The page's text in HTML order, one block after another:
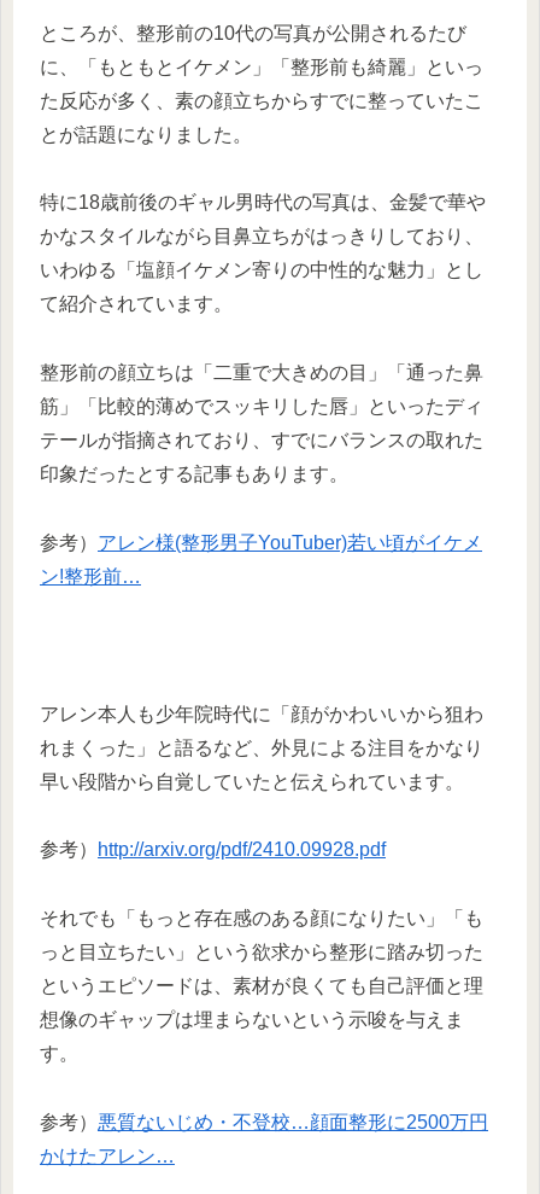
ところが、整形前の10代の写真が公開されるたび
に、「もともとイケメン」「整形前も綺麗」といっ
た反応が多く、素の顔立ちからすでに整っていたこ
とが話題になりました。
特に18歳前後のギャル男時代の写真は、金髪で華や
かなスタイルながら目鼻立ちがはっきりしており、
いわゆる「塩顔イケメン寄りの中性的な魅力」とし
て紹介されています。
整形前の顔立ちは「二重で大きめの目」「通った鼻
筋」「比較的薄めでスッキリした唇」といったディ
テールが指摘されており、すでにバランスの取れた
印象だったとする記事もあります。
参考） アレン様(整形男子YouTuber)若い頃がイケメ
ン!整形前…
アレン本人も少年院時代に「顔がかわいいから狙わ
れまくった」と語るなど、外見による注目をかなり
早い段階から自覚していたと伝えられています。
参考） http://arxiv.org/pdf/2410.09928.pdf
それでも「もっと存在感のある顔になりたい」「も
っと目立ちたい」という欲求から整形に踏み切った
というエピソードは、素材が良くても自己評価と理
想像のギャップは埋まらないという示唆を与えま
す。
参考） 悪質ないじめ・不登校…顔面整形に2500万円
かけたアレン…